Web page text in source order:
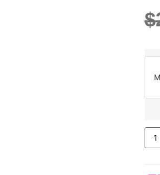
$